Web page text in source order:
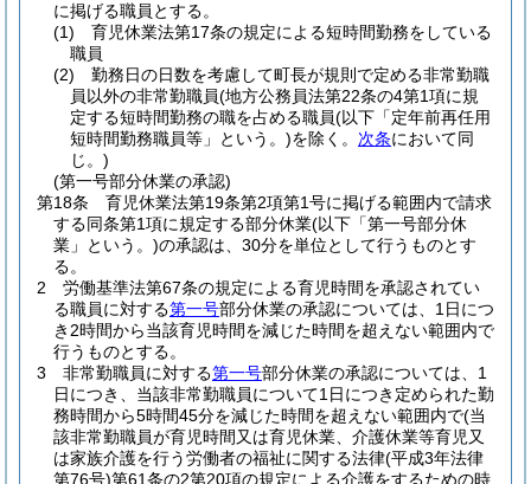
に掲げる職員とする。
(1)
育児休業法第17条の規定による短時間勤務をしている
職員
(2)
勤務日の日数を考慮して町長が規則で定める非常勤職
員以外の非常勤職員(地方公務員法第22条の4第1項に規
定する短時間勤務の職を占める職員(以下「定年前再任用
短時間勤務職員等」という。)を除く。 次条において同
じ。)
(第一号部分休業の承認)
第18条
育児休業法第19条第2項第1号に掲げる範囲内で請求
する同条第1項に規定する部分休業(以下「第一号部分休
業」という。)の承認は、30分を単位として行うものとす
る。
2
労働基準法第67条の規定による育児時間を承認されてい
る職員に対する第一号部分休業の承認については、1日につ
き2時間から当該育児時間を減じた時間を超えない範囲内で
行うものとする。
3
非常勤職員に対する第一号部分休業の承認については、1
日につき、当該非常勤職員について1日につき定められた勤
務時間から5時間45分を減じた時間を超えない範囲内で(当
該非常勤職員が育児時間又は育児休業、介護休業等育児又
は家族介護を行う労働者の福祉に関する法律(平成3年法律
第76号)第61条の2第20項の規定による介護をするための時